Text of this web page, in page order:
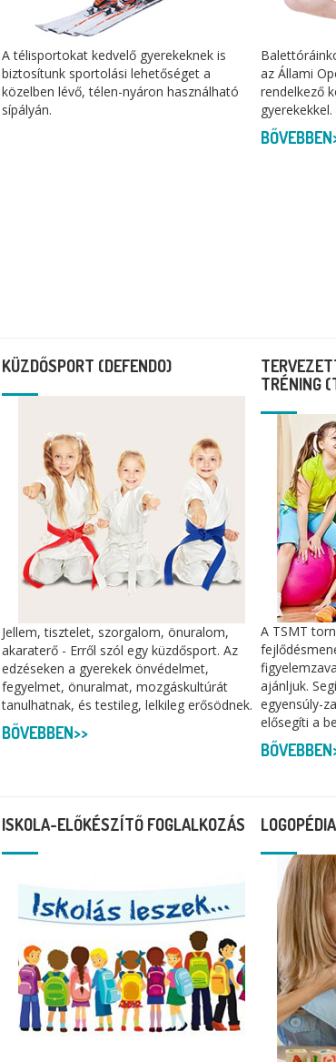
A télisportokat kedvelő gyerekeknek is
biztosítunk sportolási lehetőséget a
közelben lévő, télen-nyáron használható
sípályán.
az Állami
rendelkező
gyerekekkel.
KÜZDŐSPORT (DEFENDO)
Jellem, tisztelet, szorgalom, önuralom,
akaraterő - Erről szól egy küzdősport. Az
edzéseken a gyerekek önvédelmet,
fegyelmet, önuralmat, mozgáskultúrát
tanulhatnak, és testileg, lelkileg erősödnek.
BŐVEBBEN>>
TRÉNING
A TSMT
ajánljuk.
egyensúly-
elősegíti a
ISKOLA-ELŐKÉSZÍTŐ FOGLALKOZÁS LOGOPÉDIA